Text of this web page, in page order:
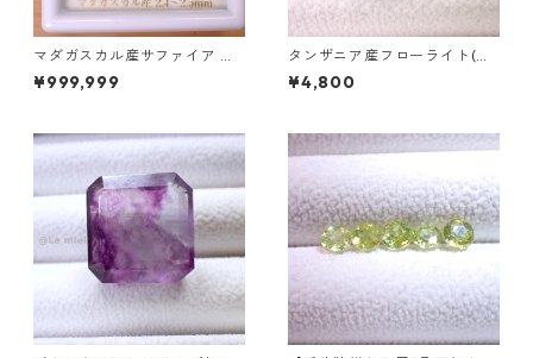
マダガスカル産サファイア ル
ース 9個組 2.4～2.5mm
¥999,999
タンザニア産フローライト(蛍
光) ペアシェイプカットルース
5.46ct 13.8mm*10.8mm*7.0
¥4,800